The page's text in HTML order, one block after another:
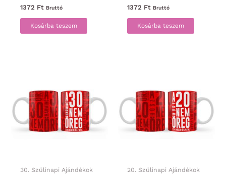
1372 Ft Bruttó
Kosárba teszem
1372 Ft Bruttó
Kosárba teszem
30. Szülinapi Ajándékok 20. Szülinapi Ajándékok